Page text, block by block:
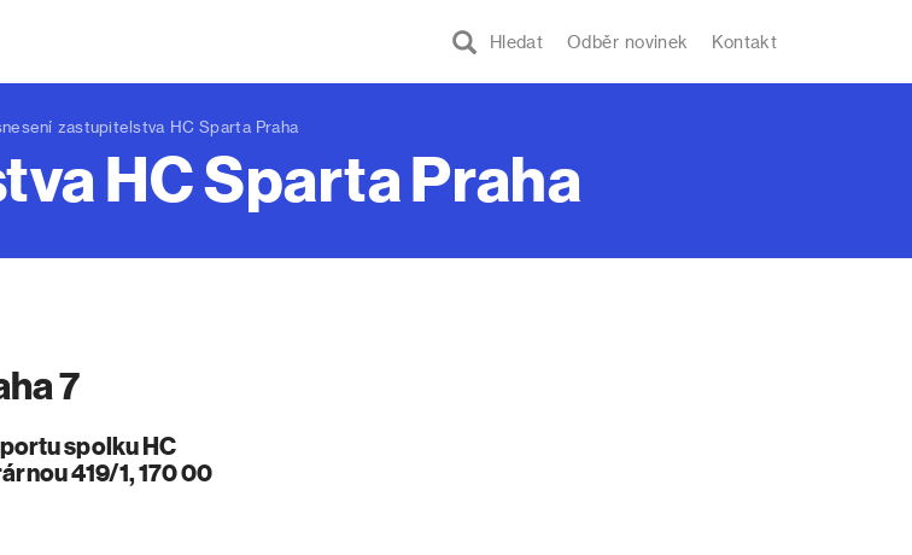
Hledat Odběr novinek Kontakt
zastupitelstva HC Sparta Praha
HC Sparta Praha
7
spolku HC
419/1, 170 00